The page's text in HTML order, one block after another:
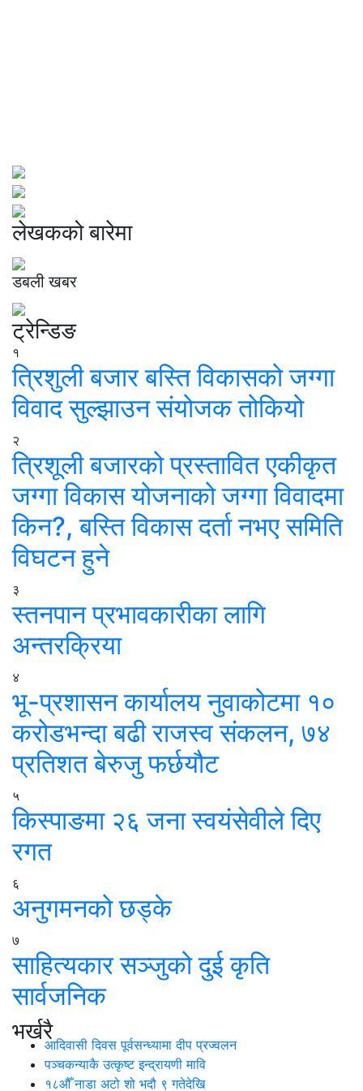
लेखकको बारेमा
डबली खबर
ट्रेन्डिङ
१
त्रिशुली बजार बस्ति विकासको जग्गा
विवाद सुल्झाउन संयोजक तोकियो
२
त्रिशूली बजारको प्रस्तावित एकीकृत
जग्गा विकास योजनाको जग्गा विवादमा
किन?, बस्ति विकास दर्ता नभए समिति
विघटन हुने
३
स्तनपान प्रभावकारीका लागि
अन्तरक्रिया
४
भू-प्रशासन कार्यालय नुवाकोटमा १०
करोडभन्दा बढी राजस्व संकलन, ७४
प्रतिशत बेरुजु फर्छयौट
५
किस्पाङमा २६ जना स्वयंसेवीले दिए
रगत
६
अनुगमनको छड्के
७
साहित्यकार सञ्जुको दुई कृति
सार्वजनिक
भर्खरैआदिवासी दिवस पूर्वसन्ध्यामा दीप प्रज्वलन
पञ्चकन्याकै उत्कृष्ट इन्द्रायणी मावि
१८औँ नाडा अटो शो भदौ ९ गतेदेखि